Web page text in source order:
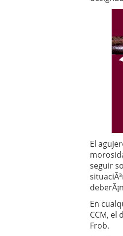
El
seguir
En
CCM, el
Frob.